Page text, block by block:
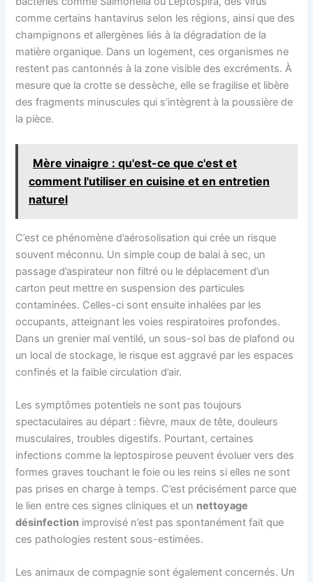
comme certains hantavirus selon les régions, ainsi que des
champignons et allergènes liés à la dégradation de la
matière organique. Dans un logement, ces organismes ne
restent pas cantonnés à la zone visible des excréments. À
mesure que la crotte se dessèche, elle se fragilise et libère
des fragments minuscules qui s’intègrent à la poussière de
la pièce.
Mère vinaigre : qu'est-ce que c'est et
comment l'utiliser en cuisine et en entretien
naturel
C’est ce phénomène d’aérosolisation qui crée un risque
souvent méconnu. Un simple coup de balai à sec, un
passage d’aspirateur non filtré ou le déplacement d’un
carton peut mettre en suspension des particules
contaminées. Celles-ci sont ensuite inhalées par les
occupants, atteignant les voies respiratoires profondes.
Dans un grenier mal ventilé, un sous-sol bas de plafond ou
un local de stockage, le risque est aggravé par les espaces
confinés et la faible circulation d’air.
Les symptômes potentiels ne sont pas toujours
spectaculaires au départ : fièvre, maux de tête, douleurs
musculaires, troubles digestifs. Pourtant, certaines
infections comme la leptospirose peuvent évoluer vers des
formes graves touchant le foie ou les reins si elles ne sont
pas prises en charge à temps. C’est précisément parce que
le lien entre ces signes cliniques et un nettoyage
désinfection improvisé n’est pas spontanément fait que
ces pathologies restent sous-estimées.
Les animaux de compagnie sont également concernés. Un